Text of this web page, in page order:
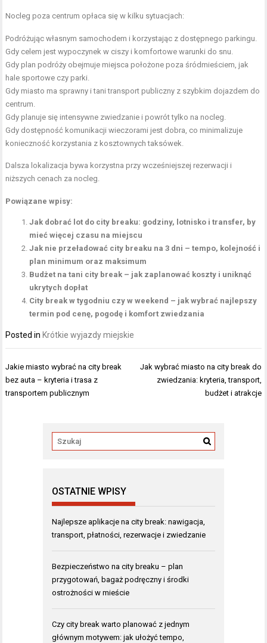
Nocleg poza centrum opłaca się w kilku sytuacjach:
Podróżując własnym samochodem i korzystając z dostępnego parkingu.
Gdy celem jest wypoczynek w ciszy i komfortowe warunki do snu.
Gdy plan podróży obejmuje miejsca położone poza śródmieściem, jak
hale sportowe czy parki.
Gdy miasto ma sprawny i tani transport publiczny z szybkim dojazdem do
centrum.
Gdy planuje się intensywne zwiedzanie i powrót tylko na nocleg.
Gdy dostępność komunikacji wieczorami jest dobra, co minimalizuje
konieczność korzystania z kosztownych taksówek.
Dalsza lokalizacja bywa korzystna przy wcześniejszej rezerwacji i
niższych cenach za nocleg.
Powiązane wpisy:
Jak dobrać lot do city breaku: godziny, lotnisko i transfer, by
mieć więcej czasu na miejscu
Jak nie przeładować city breaku na 3 dni – tempo, kolejność i
plan minimum oraz maksimum
Budżet na tani city break – jak zaplanować koszty i uniknąć
ukrytych dopłat
City break w tygodniu czy w weekend – jak wybrać najlepszy
termin pod cenę, pogodę i komfort zwiedzania
Posted in Krótkie wyjazdy miejskie
Nawigacja
wpisu
Jakie miasto wybrać na city break
bez auta – kryteria i trasa z
transportem publicznym
Jak wybrać miasto na city break do
zwiedzania: kryteria, transport,
budżet i atrakcje
OSTATNIE WPISY
Najlepsze aplikacje na city break: nawigacja,
transport, płatności, rezerwacje i zwiedzanie
Bezpieczeństwo na city breaku – plan
przygotowań, bagaż podręczny i środki
ostrożności w mieście
Czy city break warto planować z jednym
głównym motywem: jak ułożyć tempo,